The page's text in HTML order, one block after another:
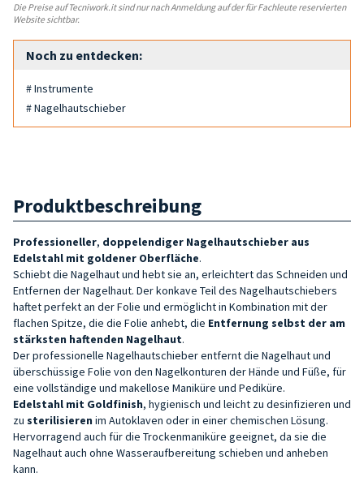
Die Preise auf Tecniwork.it sind nur nach Anmeldung auf der für Fachleute reservierten
Website sichtbar.
Noch zu entdecken:
# Instrumente
# Nagelhautschieber
Produktbeschreibung
Professioneller, doppelendiger Nagelhautschieber aus
Edelstahl mit goldener Oberfläche.
Schiebt die Nagelhaut und hebt sie an, erleichtert das Schneiden und
Entfernen der Nagelhaut. Der konkave Teil des Nagelhautschiebers
haftet perfekt an der Folie und ermöglicht in Kombination mit der
flachen Spitze, die die Folie anhebt, die Entfernung selbst der am
stärksten haftenden Nagelhaut.
Der professionelle Nagelhautschieber entfernt die Nagelhaut und
überschüssige Folie von den Nagelkonturen der Hände und Füße, für
eine vollständige und makellose Maniküre und Pediküre.
Edelstahl mit Goldfinish, hygienisch und leicht zu desinfizieren und
zu sterilisieren im Autoklaven oder in einer chemischen Lösung.
Hervorragend auch für die Trockenmaniküre geeignet, da sie die
Nagelhaut auch ohne Wasseraufbereitung schieben und anheben
kann.